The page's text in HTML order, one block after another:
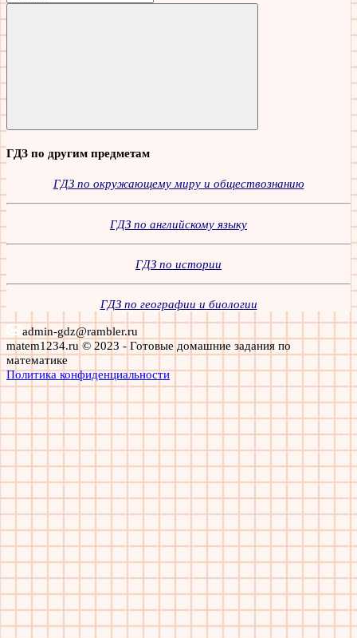
Поиск
ГДЗ по другим предметам
ГДЗ по окружающему миру и обществознанию
ГДЗ по английскому языку
ГДЗ по истории
ГДЗ по географии и биологии
admin-gdz@rambler.ru
matem1234.ru © 2023 - Готовые домашние задания по
математике
Политика конфиденциальности